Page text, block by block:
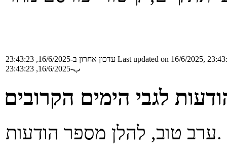
עדכון אחרון ב-16/6/2025, 23:43:23 Last updated on 16/6/2025,
ب-16/6/2025, 23:43:23
לגבי הימים הקרובים
ערב טוב, להלן מספר הודעות.